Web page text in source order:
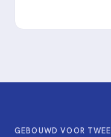
GEBOUWD VOOR TWEE